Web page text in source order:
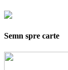
Semn spre carte